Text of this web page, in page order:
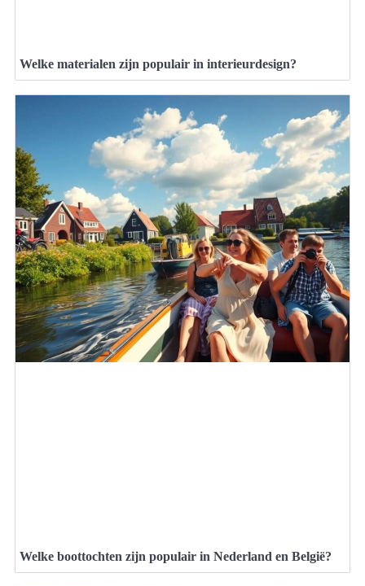
Welke materialen zijn populair in interieurdesign?
Welke boottochten zijn populair in Nederland en België?